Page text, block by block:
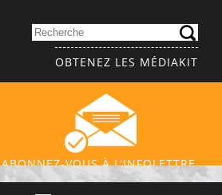
OBTENEZ LES MÉDIAKIT
ABONNEZ-VOUS À L'INFOLETTRE